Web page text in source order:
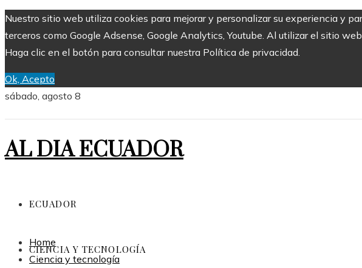
Nuestro sitio web utiliza cookies para mejorar y personalizar su experiencia y
terceros como Google Adsense, Google Analytics, Youtube. Al utilizar el sitio
Haga clic en el botón para consultar nuestra Política de privacidad.
Ok, Acepto
sábado, agosto 8
AL DIA ECUADOR
ECUADOR
CIENCIA Y TECNOLOGÍA
Home
Ciencia y tecnología